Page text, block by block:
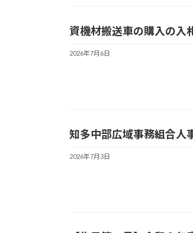
資機材搬送車の購入の入
2026年7月6日
知多中部広域事務組合人
2026年7月3日